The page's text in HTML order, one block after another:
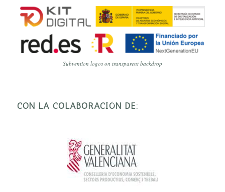
Subvention logos on transparent backdrop
CON LA COLABORACIÓN DE: